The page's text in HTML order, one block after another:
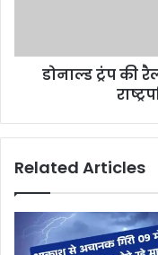
डोनाल्ड ट्रंप की
Related Articles